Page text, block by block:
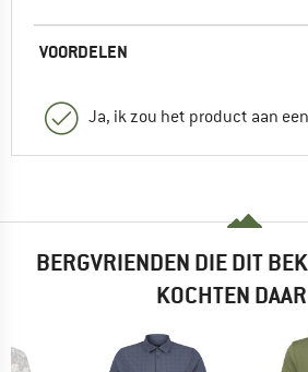
VOORDELEN
Ja, ik zou het product aan
BERGVRIENDEN DIE DIT
KOCHTEN